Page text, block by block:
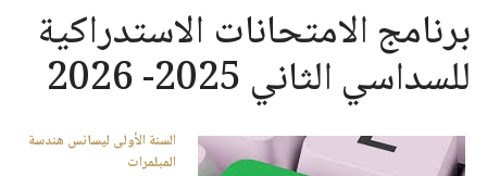
برنامج الامتحانات الاستدراكية
للسداسي الثاني 2025- 2026
السنة الأولى ليسانس هندسة
المبلمرات